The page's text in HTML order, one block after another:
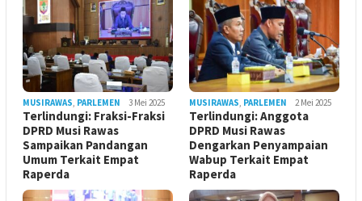
MUSIRAWAS PARLEMEN 3 Mei 2025
Terlindungi: Fraksi-Fraksi
DPRD Musi Rawas
Sampaikan Pandangan
Umum Terkait Empat
Raperda
MUSIRAWAS PARLEMEN 2 Mei 2025
Terlindungi: Anggota
DPRD Musi Rawas
Dengarkan Penyampaian
Wabup Terkait Empat
Raperda